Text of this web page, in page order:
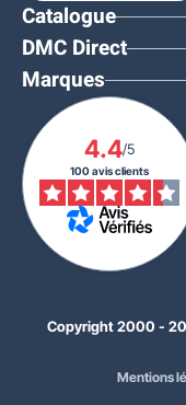
Catalogue
DMC Direct
Marques
4.4/5
100 avis clients
Copyright 2000 -
Mentions